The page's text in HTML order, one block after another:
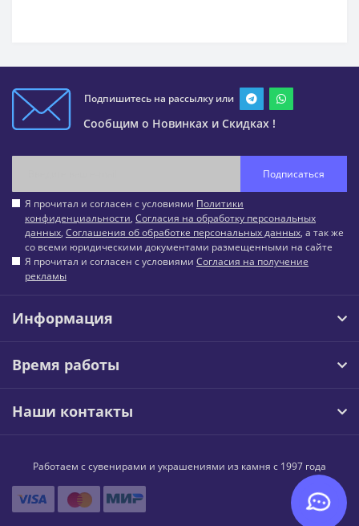
Подпишитесь на рассылку или
Сообщим о Новинках и Скидках !
Подписаться
Я прочитал и согласен с условиями Политики
конфиденциальности, Согласия на обработку персональных
данных, Соглашения об обработке персональных данных, а так же
со всеми юридическими документами размещенными на сайте
Я прочитал и согласен с условиями Согласия на получение
рекламы
Информация
Время работы
Наши контакты
Работаем с сувенирами и украшениями из камня с 1997 года